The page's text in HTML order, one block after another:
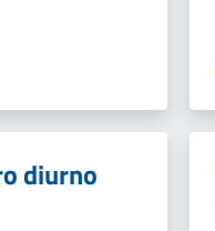
diurno